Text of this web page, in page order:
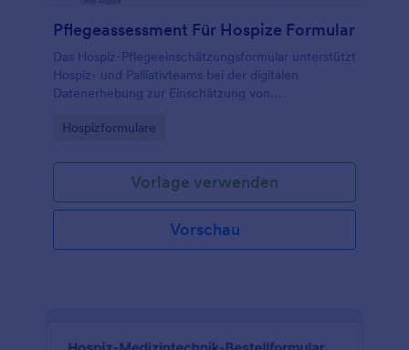
Pflegeassessment Für Hospize Formular
Das Hospiz-Pflegeeinschätzungsformular unterstützt
Hospiz- und Palliativteams bei der digitalen
Datenerhebung zur Einschätzung von
die Betreuung besser geplant und koordiniert
Go to Category:
Hospizformulare
Vorlage verwenden
Vorschau